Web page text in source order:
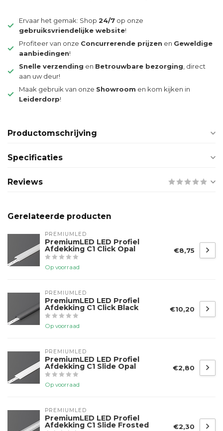
Ervaar het gemak: Shop 24/7 op onze
gebruiksvriendelijke website!
Profiteer van onze Concurrerende prijzen en Geweldige
aanbiedingen!
Snelle verzending en Betrouwbare bezorging , direct
aan uw deur!
Maak gebruik van onze Showroom en kom kijken in
Leiderdorp!
Productomschrijving
Specificaties
Reviews
Gerelateerde producten
PREMIUMLED
PremiumLED LED Profiel
Afdekking C1 Click Opal
Op voorraad
€8,75
PREMIUMLED
PremiumLED LED Profiel
Afdekking C1 Click Black
Op voorraad
€10,20
PREMIUMLED
PremiumLED LED Profiel
Afdekking C1 Slide Opal
Op voorraad
€2,80
PREMIUMLED
PremiumLED LED Profiel
Afdekking C1 Slide Frosted €2,30